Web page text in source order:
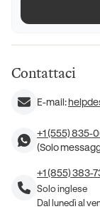
Contattaci
E-mail:
+1 (555) 835-
(Solo
+1 (855) 383-
Solo inglese
Dal lunedì al